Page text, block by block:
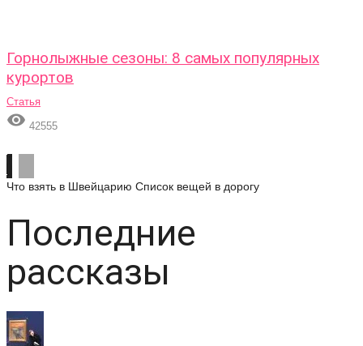
Горнолыжные сезоны: 8 самых популярных
курортов
Статья
 42555
Что взять в Швейцарию Список вещей в дорогу
Последние
рассказы